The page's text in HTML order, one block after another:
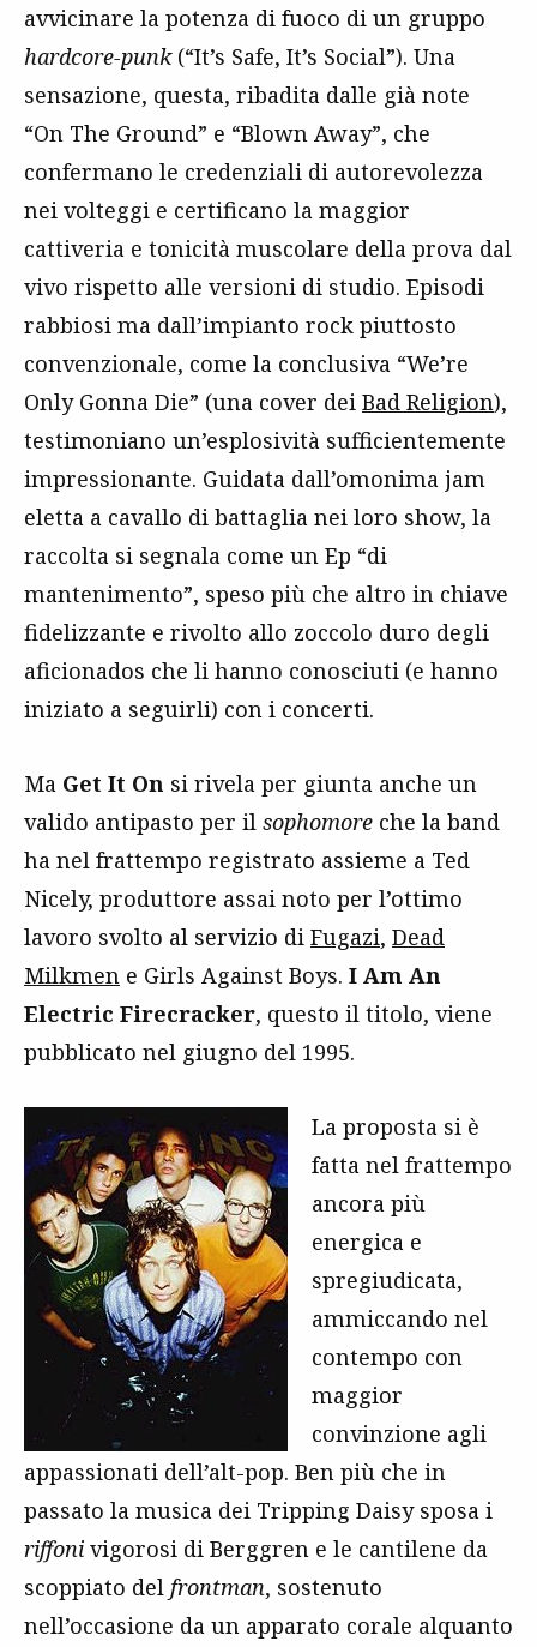
avvicinare la potenza di fuoco di un gruppo
hardcore-punk(“It’s Safe, It’s Social”). Una
sensazione, questa, ribadita dalle già note
“On The Ground” e “Blown Away”, che
confermano le credenziali di autorevolezza
nei volteggi e certificano la maggior
cattiveria e tonicità muscolare della prova dal
vivo rispetto alle versioni di studio. Episodi
rabbiosi ma dall’impianto rock piuttosto
convenzionale, come la conclusiva “We’re
Only Gonna Die” (una cover dei Bad Religion),
testimoniano un’esplosività sufficientemente
impressionante. Guidata dall’omonima jam
eletta a cavallo di battaglia nei loro show, la
raccolta si segnala come un Ep “di
mantenimento”, speso più che altro in chiave
fidelizzante e rivolto allo zoccolo duro degli
aficionados che li hanno conosciuti (e hanno
iniziato a seguirli) con i concerti.
Ma Get It On si rivela per giunta anche un
valido antipasto per il sophomore che la band
ha nel frattempo registrato assieme a Ted
Nicely, produttore assai noto per l’ottimo
lavoro svolto al servizio di Fugazi, Dead
Milkmen e Girls Against Boys. I Am An
Electric Firecracker, questo il titolo, viene
pubblicato nel giugno del 1995.
La proposta si è
fatta nel frattempo
ancora più
energica e
spregiudicata,
ammiccando nel
contempo con
maggior
convinzione agli
appassionati dell’alt-pop. Ben più che in
passato la musica dei Tripping Daisy sposa i
riffoni vigorosi di Berggren e le cantilene da
scoppiato del frontman, sostenuto
nell’occasione da un apparato corale alquanto